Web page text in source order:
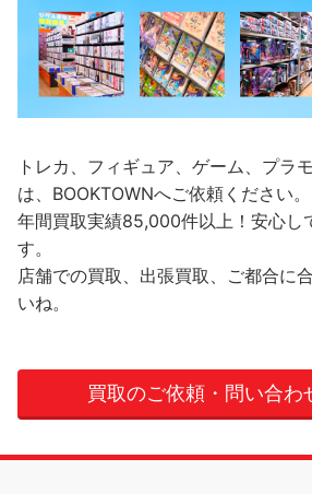
トレカ、フィギュア、ゲーム、プラ
は、BOOKTOWNへご依頼ください。
年間買取実績85,000件以上！安心し
す。
店舗での買取、出張買取、ご都合に
いね。
買取のご依頼・問い合わ